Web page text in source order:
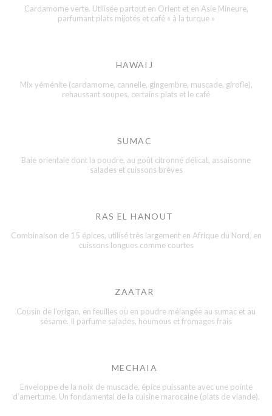
Cardamome verte. Utilisée partout en Orient et en Asie Mineure,
parfumant plats mijotés et café « à la turque »
HAWAIJ
Mix yéménite (cardamome, cannelle, gingembre, muscade, girofle),
rehaussant soupes, certains plats et le café
SUMAC
Baie orientale dont la poudre, au goût citronné délicat, assaisonne
salades et cuissons brèves
RAS EL HANOUT
Combinaison de 15 épices, utilisé très largement en Afrique du Nord, en
cuissons longues comme courtes
ZAATAR
Cousin de l’origan, en feuilles ou en poudre mélangée au sumac et au
sésame. Il parfume salades, houmous et fromages frais
MECHAIA
Enveloppe de la noix de muscade, épice puissante avec une pointe
d’amertume. Un fondamental de la cuisine marocaine (plats de viande).